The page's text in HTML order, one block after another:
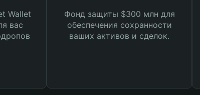
Wallet
вас
Фонд защиты $300 млн для
обеспечения сохранности
ваших активов и сделок.